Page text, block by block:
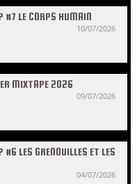
#7 LE CORPS HUMAIN
10/07/2026
MIXTAPE 2026
09/07/2026
LES GRENOUILLES ET LES
04/07/2026